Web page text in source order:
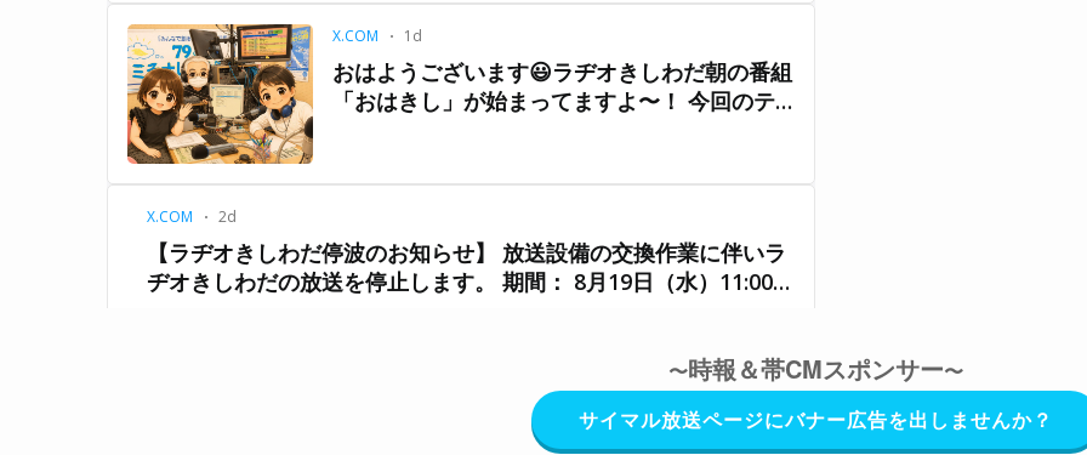
〜時報＆帯CMスポンサー〜
サイマル放送ページにバナー広告を出しませんか？